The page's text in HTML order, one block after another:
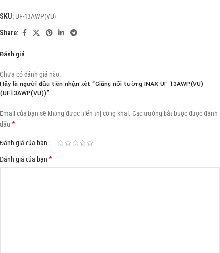
SKU: UF-13AWP(VU)
Share:
Đánh giá
Chưa có đánh giá nào.
Hãy là người đầu tiên nhận xét “Giăng nối tường INAX UF-13AWP(VU)
(UF13AWP(VU))”
Email của bạn sẽ không được hiển thị công khai. Các trường bắt buộc được đánh
dấu *
Đánh giá của bạn
Đánh giá của bạn *